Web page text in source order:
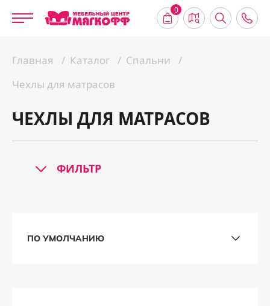
0
Главная Каталог
Спальни
Чехлы для матрасов
ЧЕХЛЫ ДЛЯ МАТРАСОВ
ФИЛЬТР
ПО УМОЛЧАНИЮ